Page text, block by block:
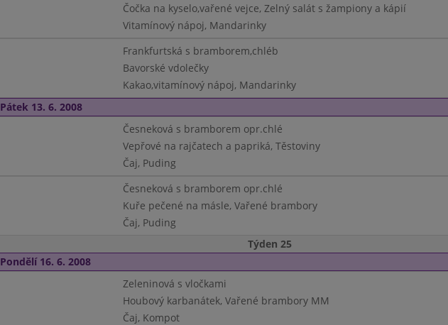
Čočka na kyselo,vařené vejce, Zelný salát s žampiony a kápií
Vitamínový nápoj, Mandarinky
Frankfurtská s bramborem,chléb
Bavorské vdolečky
Kakao,vitamínový nápoj, Mandarinky
Pátek 13. 6. 2008
Česneková s bramborem opr.chlé
Vepřové na rajčatech a papriká, Těstoviny
Čaj, Puding
Česneková s bramborem opr.chlé
Kuře pečené na másle, Vařené brambory
Čaj, Puding
Týden 25
Pondělí 16. 6. 2008
Zeleninová s vločkami
Houbový karbanátek, Vařené brambory MM
Čaj, Kompot